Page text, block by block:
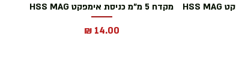
מקדח 5 מ"מ כניסת אימפקט HSS MAG
מחיר